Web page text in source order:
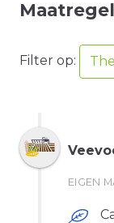
Filter op:
EIGEN